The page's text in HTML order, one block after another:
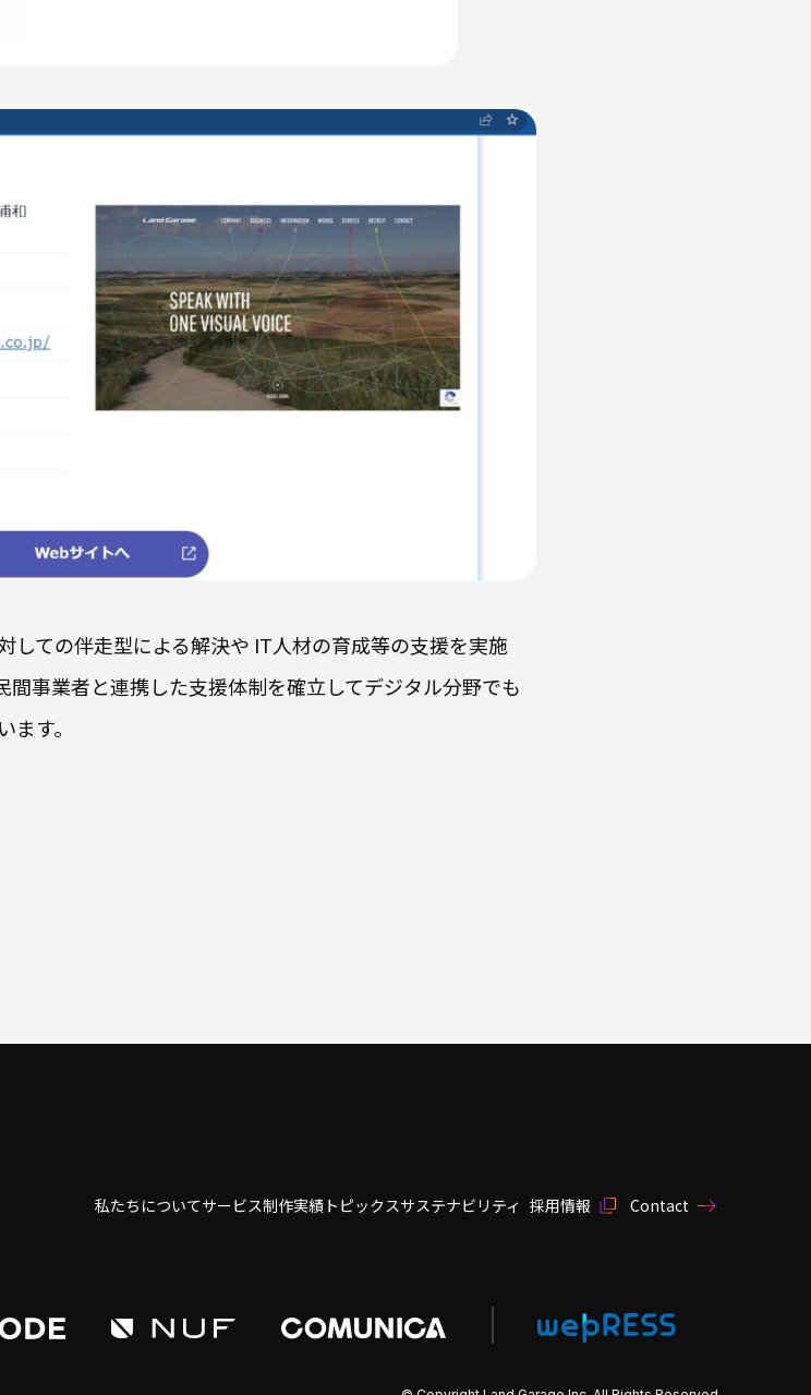
しての伴走型による解決や IT人材の育成等の支援を実施
事業者と連携した支援体制を確立してデジタル分野でも
す。
私たちについてサービス制作実績 トピックスサステナビリティ 採用情報 Contact